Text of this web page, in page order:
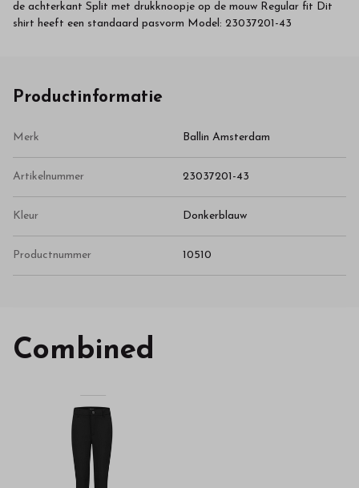
de achterkant Split met drukknoopje op de mouw Regular fit Dit
shirt heeft een standaard pasvorm Model: 23037201-43
Productinformatie
Merk Ballin Amsterdam
Artikelnummer 23037201-43
Kleur Donkerblauw
Productnummer 10510
Combined